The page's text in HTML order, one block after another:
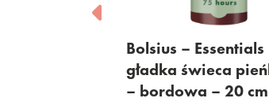
Bolsius – Essentials –
gładka świeca pieńkowa
– bordowa – 20 cm